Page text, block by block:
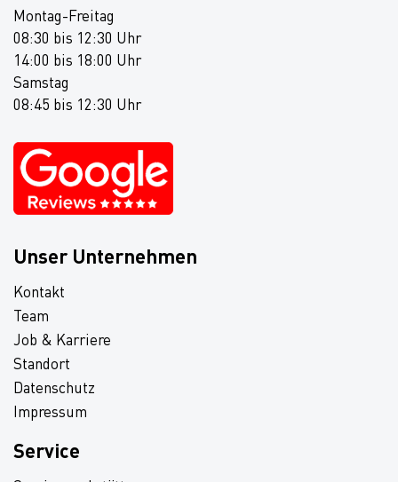
Montag-Freitag
08:30 bis 12:30 Uhr
14:00 bis 18:00 Uhr
Samstag
08:45 bis 12:30 Uhr
Unser Unternehmen
Kontakt
Team
Job & Karriere
Standort
Datenschutz
Impressum
Service